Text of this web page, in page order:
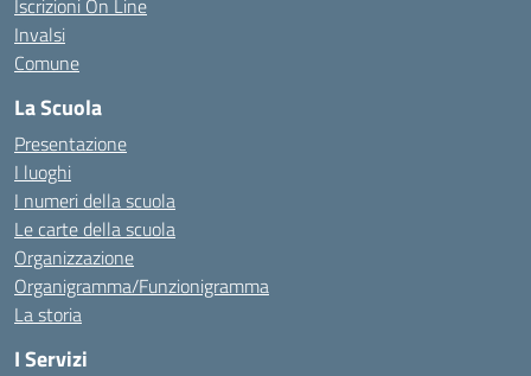
Iscrizioni On Line
Invalsi
Comune
La Scuola
Presentazione
I luoghi
I numeri della scuola
Le carte della scuola
Organizzazione
Organigramma/Funzionigramma
La storia
I Servizi